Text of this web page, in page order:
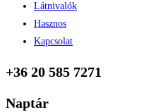
Látnivalók
Hasznos
Kapcsolat
+36 20 585 7271
Naptár